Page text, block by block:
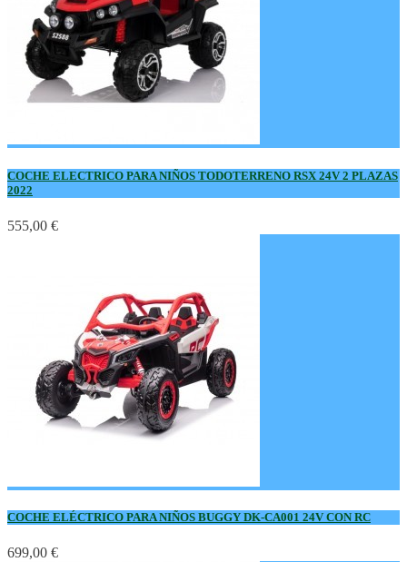
COCHE ELECTRICO PARA NIÑOS TODOTERRENO RSX 24V 2 PLAZAS
2022
555,00 €
COCHE ELÉCTRICO PARA NIÑOS BUGGY DK-CA001 24V CON RC
699,00 €